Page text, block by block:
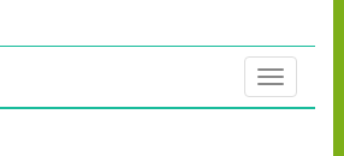
Toggle